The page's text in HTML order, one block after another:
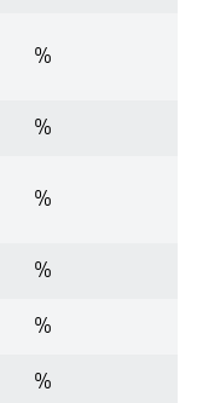
%
%
%
%
%
%